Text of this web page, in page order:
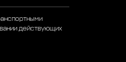
действующих